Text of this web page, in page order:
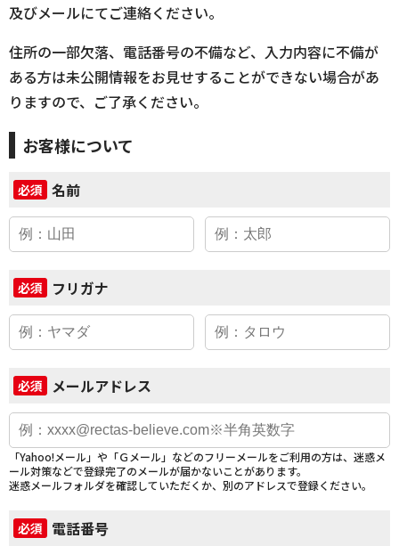
及びメールにてご連絡ください。
住所の一部欠落、電話番号の不備など、入力内容に不備が
ある方は未公開情報をお見せすることができない場合があ
りますので、ご了承ください。
お客様について
必須 名前
必須 フリガナ
必須 メールアドレス
「Yahoo!メール」や「Ｇメール」などのフリーメールをご利用の方は、迷惑メ
ール対策などで登録完了のメールが届かないことがあります。
迷惑メールフォルダを確認していただくか、別のアドレスで登録ください。
必須 電話番号